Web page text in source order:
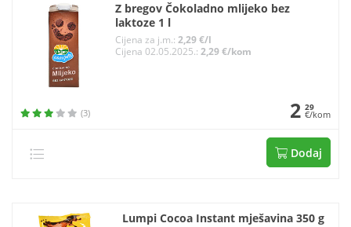
Z bregov Čokoladno mlijeko bez
laktoze 1 l
Cijena za j.m.: 2,29 €/l
Cijena 02.05.2025.: 2,29 €/kom
(3) 2 29
€/kom
Dodaj
Lumpi Cocoa Instant mješavina 350 g